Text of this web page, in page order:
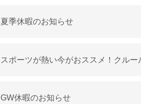
夏季休暇のお知らせ
スポーツが熱い今がおススメ！クル
GW休暇のお知らせ